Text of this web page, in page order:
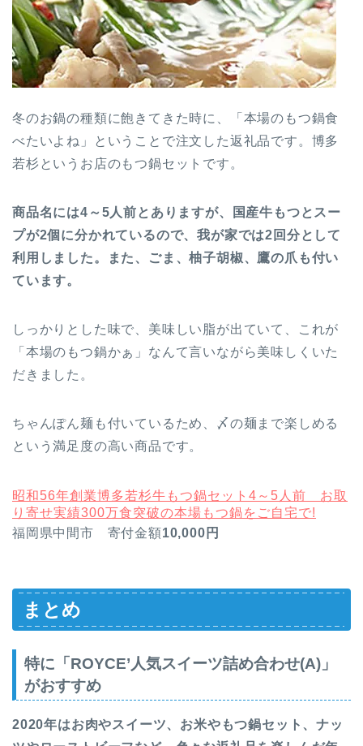
冬のお鍋の種類に飽きてきた時に、「本場のもつ鍋食
べたいよね」ということで注文した返礼品です。博多
若杉というお店のもつ鍋セットです。
商品名には4～5人前とありますが、国産牛もつとスー
プが2個に分かれているので、我が家では2回分として
利用しました。また、ごま、柚子胡椒、鷹の爪も付い
ています。
しっかりとした味で、美味しい脂が出ていて、これが
「本場のもつ鍋かぁ」なんて言いながら美味しくいた
だきました。
ちゃんぽん麺も付いているため、〆の麺まで楽しめる
という満足度の高い商品です。
昭和56年創業博多若杉牛もつ鍋セット4～5人前 お取
り寄せ実績300万食突破の本場もつ鍋をご自宅で!
福岡県中間市 寄付金額10,000円
まとめ
特に「ROYCE’人気スイーツ詰め合わせ(A)」
がおすすめ
2020年はお肉やスイーツ、お米やもつ鍋セット、ナッ